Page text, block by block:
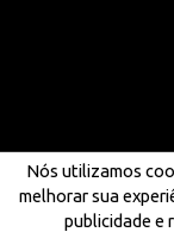
Nós utilizamos
melhorar sua
publicidade e